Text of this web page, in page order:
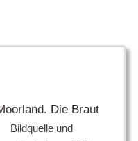
Bildquelle und